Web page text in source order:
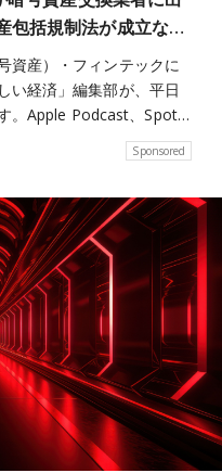
包括規制法が成立な…
資産）・フィンテックに
い経済」編集部が、平日
。Apple Podcast、Spot…
Sponsored